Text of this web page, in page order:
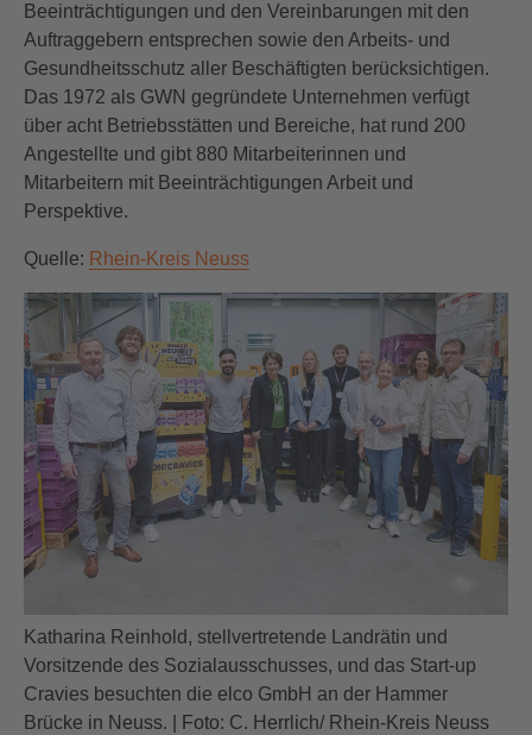
Beeinträchtigungen und den Vereinbarungen mit den
Auftraggebern entsprechen sowie den Arbeits- und
Gesundheitsschutz aller Beschäftigten berücksichtigen.
Das 1972 als GWN gegründete Unternehmen verfügt
über acht Betriebsstätten und Bereiche, hat rund 200
Angestellte und gibt 880 Mitarbeiterinnen und
Mitarbeitern mit Beeinträchtigungen Arbeit und
Perspektive.
Quelle: Rhein-Kreis Neuss
Katharina Reinhold, stellvertretende Landrätin und
Vorsitzende des Sozialausschusses, und das Start-up
Cravies besuchten die elco GmbH an der Hammer
Brücke in Neuss. | Foto: C. Herrlich/ Rhein-Kreis Neuss